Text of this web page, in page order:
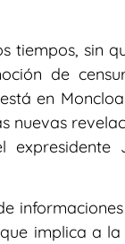
tiempos, sin
de
en
implica a